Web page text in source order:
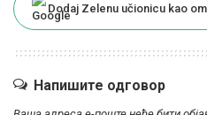
Dodaj Zelenu učionicu kao
Напишите одговор